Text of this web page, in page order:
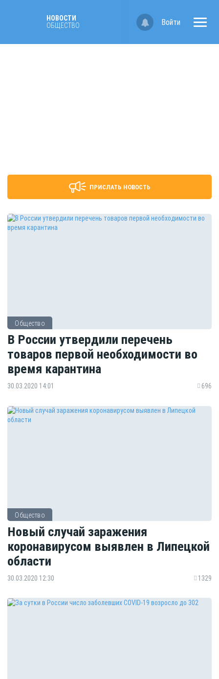
НОВОСТИ
ОБЩЕСТВО
Войти
ПРИСЛАТЬ НОВОСТЬ
Общество
В России утвердили перечень
товаров первой необходимости во
время карантина
30.03.2020 14:01 696
Общество
Новый случай заражения
коронавирусом выявлен в Липецкой
области
30.03.2020 12:30 1329